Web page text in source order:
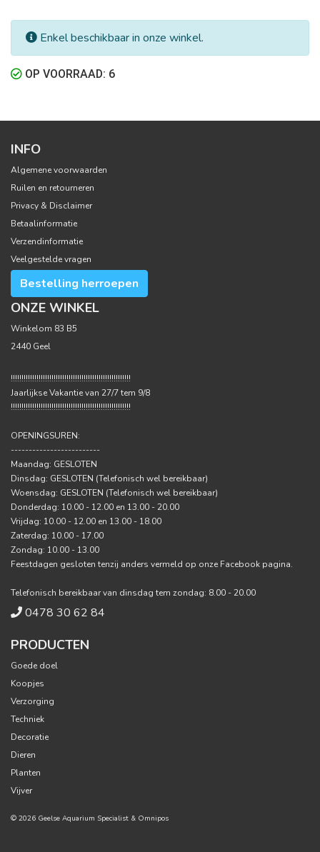
Enkel beschikbaar in onze winkel.
OP VOORRAAD: 6
INFO
Algemene voorwaarden
Ruilen en retourneren
Privacy & Disclaimer
Betaalinformatie
Verzendinformatie
Veelgestelde vragen
Bestelling herroepen
ONZE WINKEL
Winkelom 83 B5
2440 Geel
!!!!!!!!!!!!!!!!!!!!!!!!!!!!!!!!!!!!!!!!!!!!!!!!!!!!!!!!
Jaarlijkse Vakantie van 27/7 tem 9/8
!!!!!!!!!!!!!!!!!!!!!!!!!!!!!!!!!!!!!!!!!!!!!!!!!!!!!!!!
OPENINGSUREN:
-------------------------
Maandag: GESLOTEN
Dinsdag: GESLOTEN (Telefonisch wel bereikbaar)
Woensdag: GESLOTEN (Telefonisch wel bereikbaar)
Donderdag: 10.00 - 12.00 en 13.00 - 20.00
Vrijdag: 10.00 - 12.00 en 13.00 - 18.00
Zaterdag: 10.00 - 17.00
Zondag: 10.00 - 13.00
Feestdagen gesloten tenzij anders vermeld op onze Facebook pagina.
Telefonisch bereikbaar van dinsdag tem zondag: 8.00 - 20.00
0478 30 62 84
PRODUCTEN
Goede doel
Koopjes
Verzorging
Techniek
Decoratie
Dieren
Planten
Vijver
© 2026 Geelse Aquarium Specialist & Omnipos